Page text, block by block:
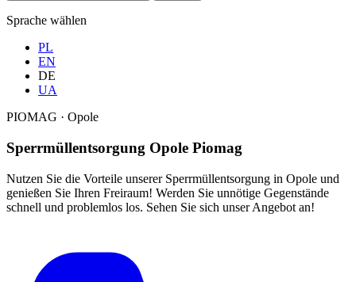
Sprache wählen
PL
EN
DE
UA
PIOMAG · Opole
Sperrmüllentsorgung Opole Piomag
Nutzen Sie die Vorteile unserer Sperrmüllentsorgung in Opole und
genießen Sie Ihren Freiraum! Werden Sie unnötige Gegenstände
schnell und problemlos los. Sehen Sie sich unser Angebot an!